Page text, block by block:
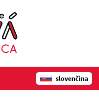
slovenčina